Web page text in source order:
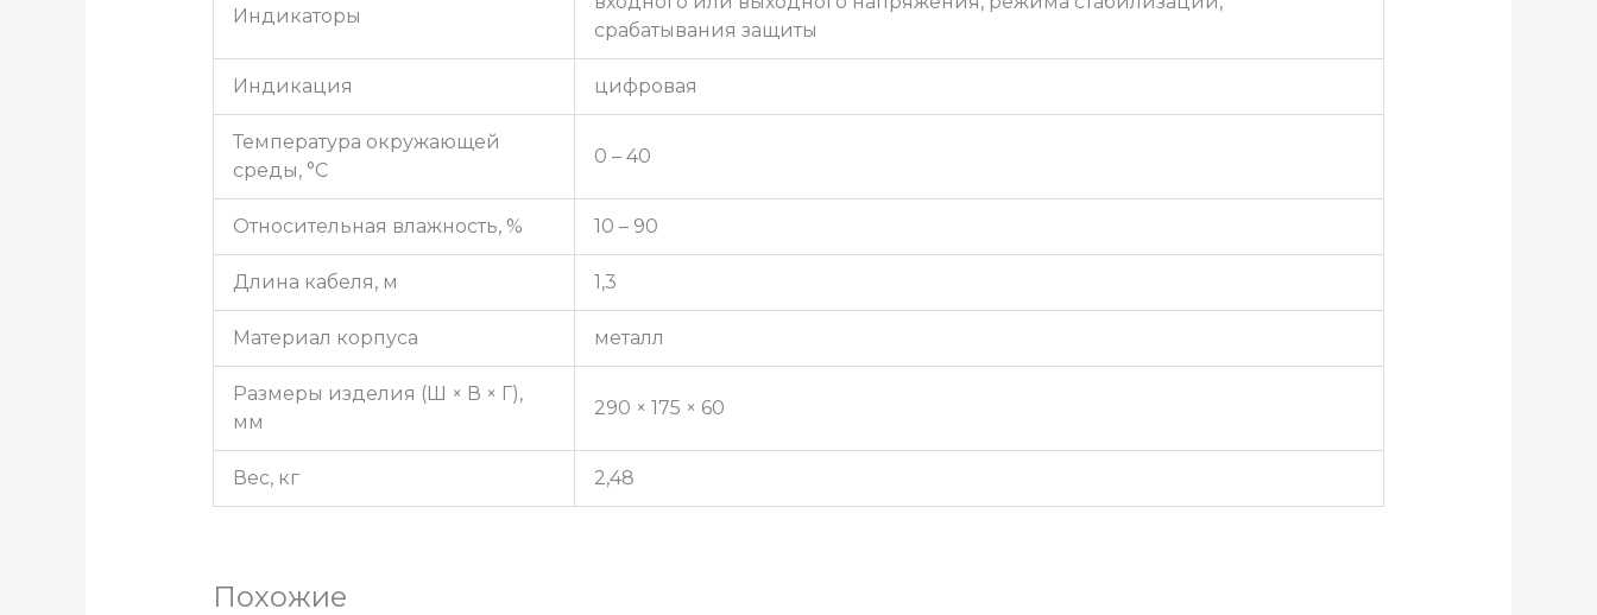
Индикаторы
срабатывания защиты
Индикация цифровая
Температура окружающей
среды, °С
0 – 40
Относительная влажность, % 10 – 90
Длина кабеля, м 1,3
Материал корпуса металл
Размеры изделия (Ш × В × Г),
мм
290 × 175 × 60
Вес, кг 2,48
Похожие